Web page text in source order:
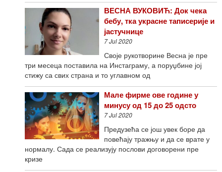
ВЕСНА ВУКОВИЋ: Док чека
бебу, тка украсне таписерије и
јастучнице
7 Jul 2020
Своје рукотворине Весна је пре
три месеца поставила на Инстаграму, а поруџбине јој
стижу са свих страна и то углавном од
Мале фирме ове године у
минусу од 15 до 25 одсто
7 Jul 2020
Предузећа се још увек боре да
повећају тражњу и да се врате у
нормалу. Сада се реализују послови договорени пре
кризе